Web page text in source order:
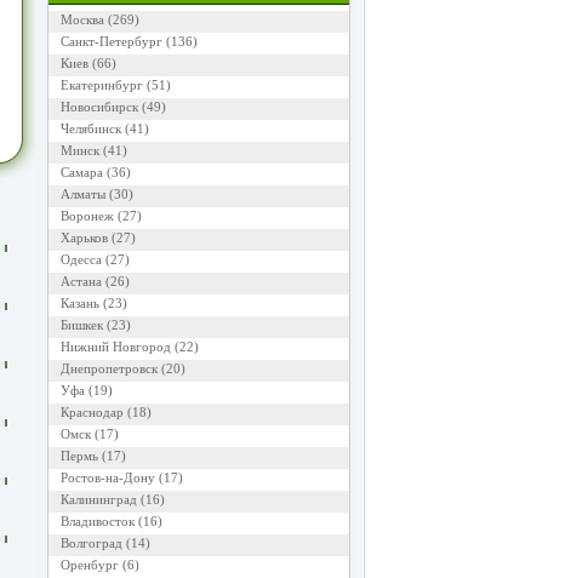
Москва (269)
Санкт-Петербург(136)
Киев(66)
Екатеринбург(51)
Новосибирск(49)
Челябинск(41)
Минск(41)
Самара (36)
Алматы(30)
Воронеж (27)
Харьков(27)
Одесса (27)
Астана (26)
Казань(23)
Бишкек(23)
Нижний Новгород (22)
Днепропетровск(20)
Уфа (19)
Краснодар (18)
Омск(17)
Пермь(17)
Ростов-на-Дону(17)
Калининград (16)
Владивосток(16)
Волгоград (14)
Оренбург(6)